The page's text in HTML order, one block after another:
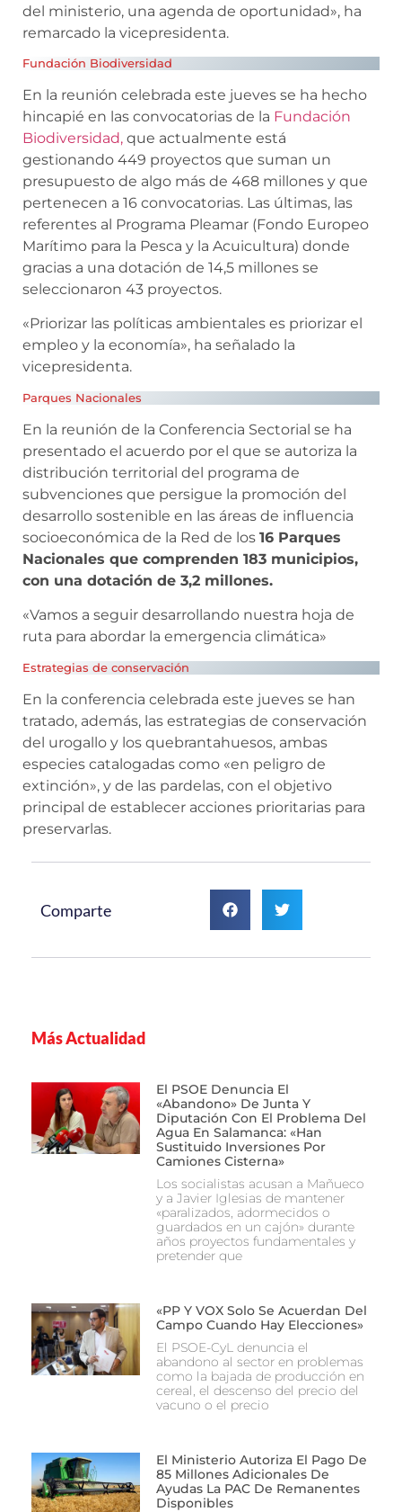
del ministerio, una agenda de oportunidad», ha
remarcado la vicepresidenta.
Fundación Biodiversidad
En la reunión celebrada este jueves se ha hecho
hincapié en las convocatorias de la Fundación
Biodiversidad, que actualmente está
gestionando 449 proyectos que suman un
presupuesto de algo más de 468 millones y que
pertenecen a 16 convocatorias. Las últimas, las
referentes al Programa Pleamar (Fondo Europeo
Marítimo para la Pesca y la Acuicultura) donde
gracias a una dotación de 14,5 millones se
seleccionaron 43 proyectos.
«Priorizar las políticas ambientales es priorizar el
empleo y la economía», ha señalado la
vicepresidenta.
Parques Nacionales
En la reunión de la Conferencia Sectorial se ha
presentado el acuerdo por el que se autoriza la
distribución territorial del programa de
subvenciones que persigue la promoción del
desarrollo sostenible en las áreas de influencia
socioeconómica de la Red de los 16 Parques
Nacionales que comprenden 183 municipios,
con una dotación de 3,2 millones.
«Vamos a seguir desarrollando nuestra hoja de
ruta para abordar la emergencia climática»
Estrategias de conservación
En la conferencia celebrada este jueves se han
tratado, además, las estrategias de conservación
del urogallo y los quebrantahuesos, ambas
especies catalogadas como «en peligro de
extinción», y de las pardelas, con el objetivo
principal de establecer acciones prioritarias para
preservarlas.
Comparte
Más Actualidad
El PSOE Denuncia El
«abandono» De Junta Y
Diputación Con El Problema Del
Agua En Salamanca: «Han
Sustituido Inversiones Por
Camiones Cisterna»
Los socialistas acusan a Mañueco
y a Javier Iglesias de mantener
«paralizados, adormecidos o
guardados en un cajón» durante
años proyectos fundamentales y
pretender que
«PP Y VOX Solo Se Acuerdan Del
Campo Cuando Hay Elecciones»
El PSOE-CyL denuncia el
abandono al sector en problemas
como la bajada de producción en
cereal, el descenso del precio del
vacuno o el precio
El Ministerio Autoriza El Pago De
85 Millones Adicionales De
Ayudas La PAC De Remanentes
Disponibles